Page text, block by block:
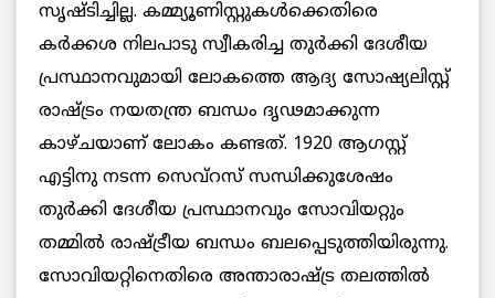
സൃഷ്ടിച്ചില്ല. കമ്മ്യൂണിസ്റ്റുകൾക്കെതിരെ
കർക്കശ നിലപാടു സ്വീകരിച്ച തുർക്കി ദേശീയ
പ്രസ്ഥാനവുമായി ലോകത്തെ ആദ്യ സോഷ്യലിസ്റ്റ്
രാഷ്ട്രം നയതന്ത്ര ബന്ധം ദൃഢമാക്കുന്ന
കാഴ്ചയാണ് ലോകം കണ്ടത്. 1920 ആഗസ്റ്റ്
എട്ടിനു നടന്ന സെവ്റസ് സന്ധിക്കുശേഷം
തുർക്കി ദേശീയ പ്രസ്ഥാനവും സോവിയറ്റും
തമ്മിൽ രാഷ്ട്രീയ ബന്ധം ബലപ്പെടുത്തിയിരുന്നു.
സോവിയറ്റിനെതിരെ അന്താരാഷ്ട്ര തലത്തിൽ